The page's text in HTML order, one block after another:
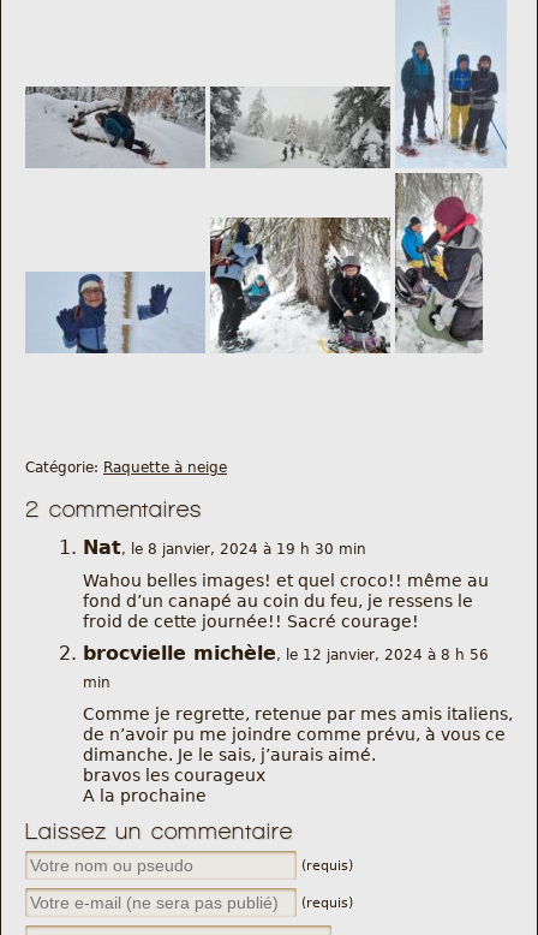
Catégorie: Raquette à neige
2 commentaires
Nat, le 8 janvier, 2024 à 19 h 30 min
Wahou belles images! et quel croco!! même au
fond d’un canapé au coin du feu, je ressens le
froid de cette journée!! Sacré courage!
brocvielle michèle, le 12 janvier, 2024 à 8 h 56
min
Comme je regrette, retenue par mes amis italiens,
de n’avoir pu me joindre comme prévu, à vous ce
dimanche. Je le sais, j’aurais aimé.
bravos les courageux
A la prochaine
Laissez un commentaire
(requis)
(requis)